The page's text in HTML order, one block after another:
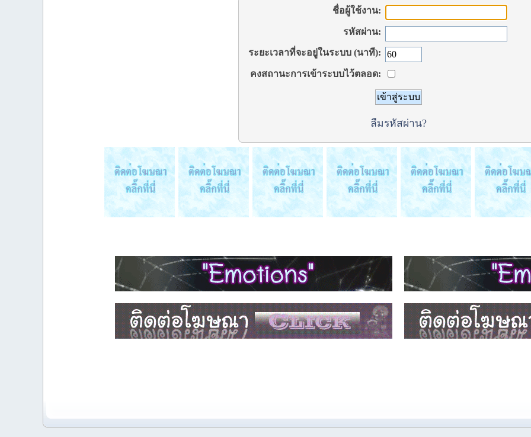
ชื่อผู้ใช้งาน:
รหัสผ่าน:
ระยะเวลาที่จะอยู่ในระบบ (นาที):
คงสถานะการเข้าระบบไว้ตลอด:
ลืมรหัสผ่าน?